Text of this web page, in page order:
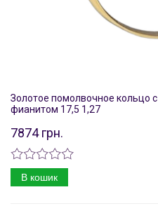
Золотое помолвочное кольцо с
фианитом 17,5 1,27
7874 грн.
В кошик